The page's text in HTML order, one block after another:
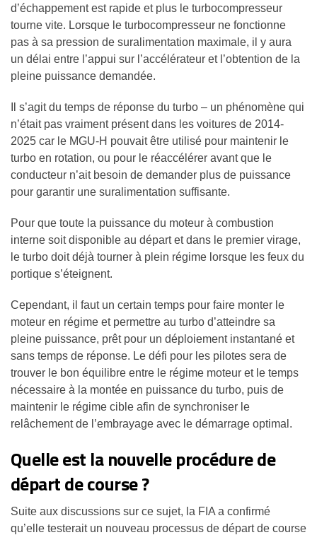
d’échappement est rapide et plus le turbocompresseur
tourne vite. Lorsque le turbocompresseur ne fonctionne
pas à sa pression de suralimentation maximale, il y aura
un délai entre l’appui sur l’accélérateur et l’obtention de la
pleine puissance demandée.
Il s’agit du temps de réponse du turbo – un phénomène qui
n’était pas vraiment présent dans les voitures de 2014-
2025 car le MGU-H pouvait être utilisé pour maintenir le
turbo en rotation, ou pour le réaccélérer avant que le
conducteur n’ait besoin de demander plus de puissance
pour garantir une suralimentation suffisante.
Pour que toute la puissance du moteur à combustion
interne soit disponible au départ et dans le premier virage,
le turbo doit déjà tourner à plein régime lorsque les feux du
portique s’éteignent.
Cependant, il faut un certain temps pour faire monter le
moteur en régime et permettre au turbo d’atteindre sa
pleine puissance, prêt pour un déploiement instantané et
sans temps de réponse. Le défi pour les pilotes sera de
trouver le bon équilibre entre le régime moteur et le temps
nécessaire à la montée en puissance du turbo, puis de
maintenir le régime cible afin de synchroniser le
relâchement de l’embrayage avec le démarrage optimal.
Quelle est la nouvelle procédure de
départ de course ?
Suite aux discussions sur ce sujet, la FIA a confirmé
qu’elle testerait un nouveau processus de départ de course